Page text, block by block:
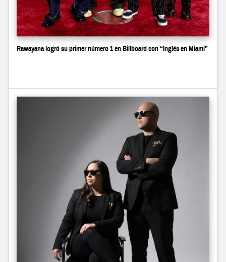
Rawayana logró su primer número 1 en Billboard con “Inglés en Miami”